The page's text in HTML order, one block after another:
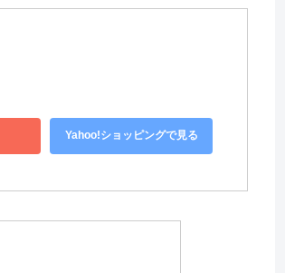
Yahoo!ショッピングで見る